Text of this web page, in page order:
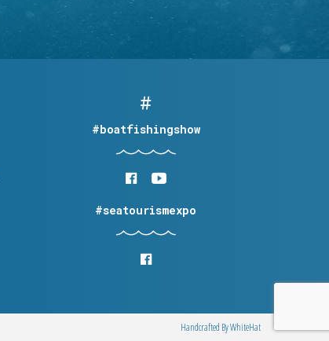
#boatfishingshow
#seatourismexpo
Handcrafted ByWhiteΗat